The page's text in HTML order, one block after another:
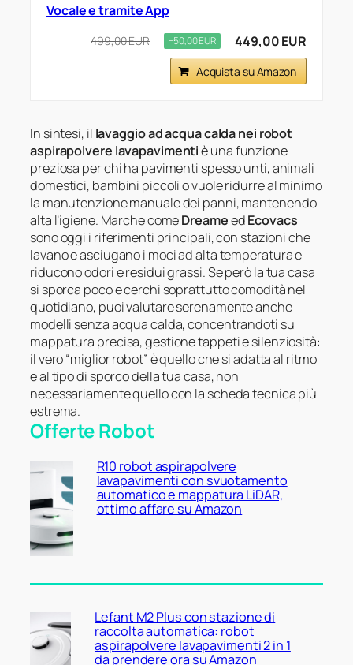
Vocale e tramite App
499,00 EUR −50,00 EUR 449,00 EUR
Acquista su Amazon
In sintesi, il lavaggio ad acqua calda nei robot
aspirapolvere lavapavimentiè una funzione
preziosa per chi ha pavimenti spesso unti, animali
domestici, bambini piccoli o vuole ridurre al minimo
la manutenzione manuale dei panni, mantenendo
alta l’igiene. Marche comeDreameedEcovacs
sono oggi i riferimenti principali, con stazioni che
lavano e asciugano i moci ad alta temperatura e
riducono odori e residui grassi. Se però la tua casa
si sporca poco e cerchi soprattutto comodità nel
quotidiano, puoi valutare serenamente anche
modelli senza acqua calda, concentrandoti su
mappatura precisa, gestione tappeti e silenziosità:
il vero “miglior robot” è quello che si adatta al ritmo
e al tipo di sporco della tua casa, non
necessariamente quello con la scheda tecnica più
estrema.
Offerte Robot
R10 robot aspirapolvere
lavapavimenti con svuotamento
automatico e mappatura LiDAR,
ottimo affare su Amazon
Lefant M2 Plus con stazione di
raccolta automatica: robot
aspirapolvere lavapavimenti 2 in 1
da prendere ora su Amazon